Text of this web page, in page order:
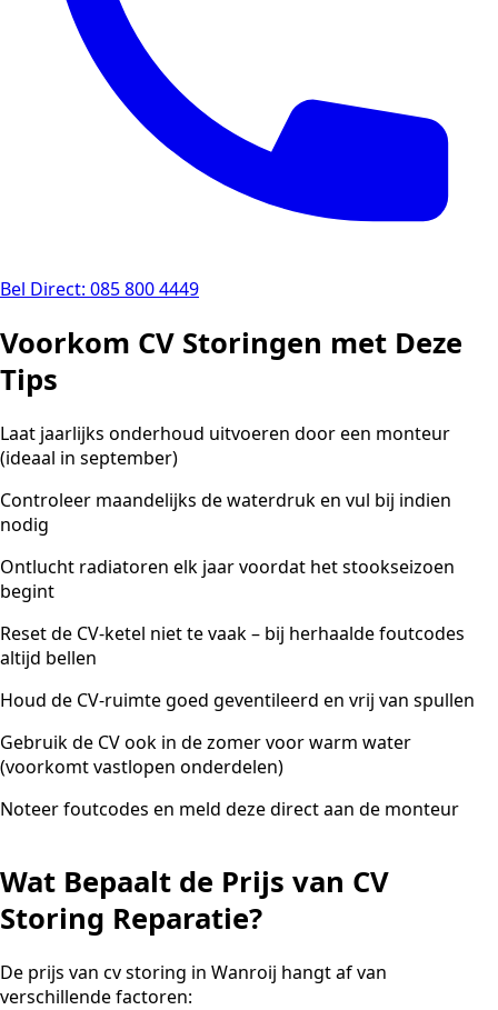
Bel Direct: 085 800 4449
Voorkom CV Storingen met Deze
Tips
Laat jaarlijks onderhoud uitvoeren door een monteur
(ideaal in september)
Controleer maandelijks de waterdruk en vul bij indien
nodig
Ontlucht radiatoren elk jaar voordat het stookseizoen
begint
Reset de CV-ketel niet te vaak – bij herhaalde foutcodes
altijd bellen
Houd de CV-ruimte goed geventileerd en vrij van spullen
Gebruik de CV ook in de zomer voor warm water
(voorkomt vastlopen onderdelen)
Noteer foutcodes en meld deze direct aan de monteur
Wat Bepaalt de Prijs van CV
Storing Reparatie?
De prijs van cv storing in Wanroij hangt af van
verschillende factoren: